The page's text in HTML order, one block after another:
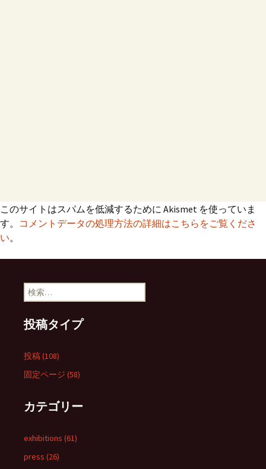
このサイトはスパムを低減するために Akismet を使っていま
す。 コメントデータの処理方法の詳細はこちらをご覧くださ
い。
検
索:
投稿タイプ
投稿 (108)
固定ページ (58)
カテゴリー
exhibitions (61)
press (26)